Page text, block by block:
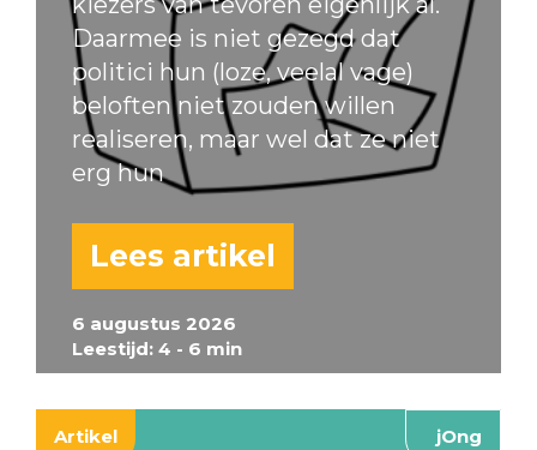
6 augustus 2026
Leestijd: 4 - 6 min
Daarmee is niet gezegd dat
politici hun (loze, veelal vage)
beloften niet zouden willen
realiseren, maar wel dat ze niet
erg hun
Lees artikel
Artikel jOng